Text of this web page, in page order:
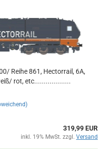
Reihe 861, Hectorrail, 6A,
rot, etc...................
319,99 EUR
inkl. 19% MwSt. zzgl. Versand